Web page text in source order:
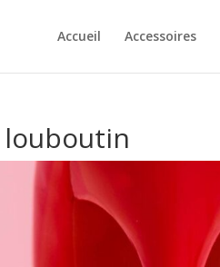
Accueil Accessoires
louboutin